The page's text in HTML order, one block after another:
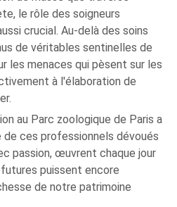
le rôle des soigneurs
crucial. Au-delà des soins
de véritables sentinelles de
les menaces qui pèsent sur les
à l'élaboration de
au Parc zoologique de Paris a
de ces professionnels dévoués
passion, œuvrent chaque jour
puissent encore
de notre patrimoine